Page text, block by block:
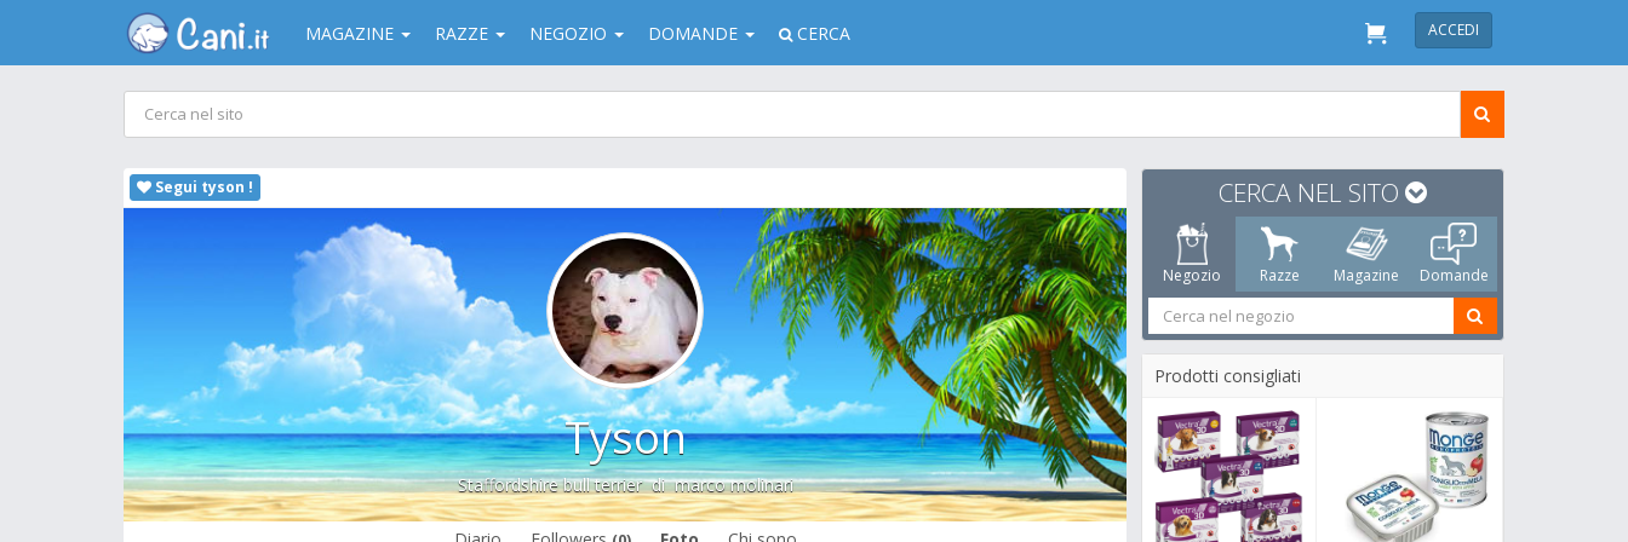
MAGAZINE RAZZE NEGOZIO DOMANDE CERCA ACCEDI
Segui tyson !
Tyson
Staffordshire bull terrierdimarco molinari
CERCA NEL SITO
Negozio Razze Magazine Domande
Prodotti consigliati